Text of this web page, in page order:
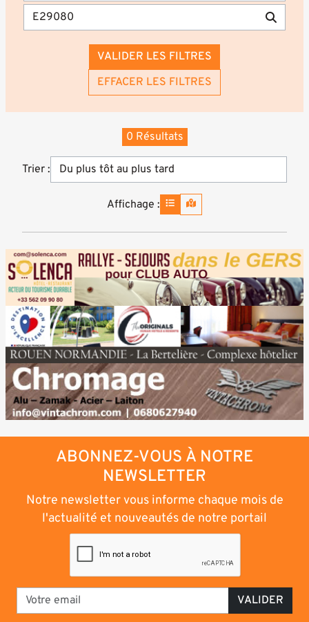
VALIDER LES FILTRES
EFFACER LES FILTRES
Trier :
0 Résultats
Affichage :
ABONNEZ-VOUS À NOTRE
NEWSLETTER
Notre newsletter vous informe chaque mois de
l'actualité et nouveautés de notre portail
VALIDER